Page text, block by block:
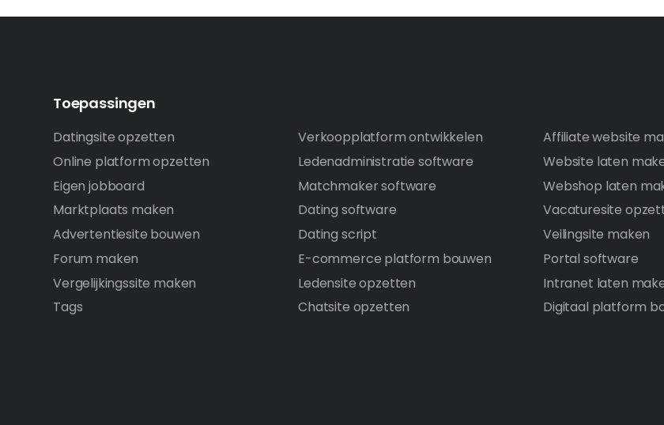
Toepassingen
Datingsite opzetten
Online platform opzetten
Eigen jobboard
Marktplaats maken
Advertentiesite bouwen
Forum maken
Vergelijkingssite maken
Tags
Verkoopplatform ontwikkelen
Ledenadministratie software
Matchmaker software
Dating software
Dating script
E-commerce platform bouwen
Ledensite opzetten
Chatsite opzetten
Affiliate website
Website laten
Webshop laten
Vacaturesite
Veilingsite maken
Portal software
Intranet laten
Digitaal platform